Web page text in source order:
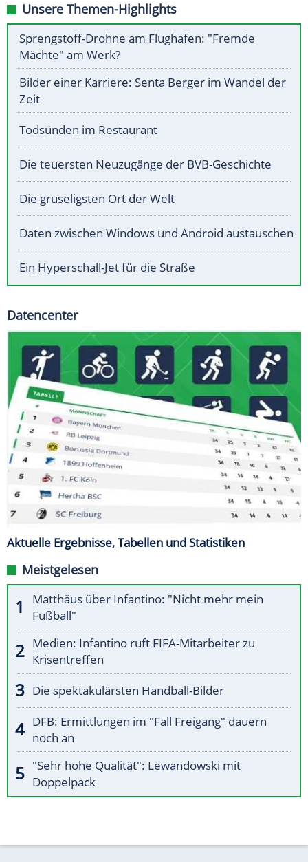
Unsere Themen-Highlights
Sprengstoff-Drohne am Flughafen: "Fremde
Mächte" am Werk?
Bilder einer Karriere: Senta Berger im Wandel der
Zeit
Todsünden im Restaurant
Die teuersten Neuzugänge der BVB-Geschichte
Die gruseligsten Ort der Welt
Daten zwischen Windows und Android austauschen
Ein Hyperschall-Jet für die Straße
Datencenter
Aktuelle Ergebnisse, Tabellen und Statistiken
Meistgelesen
Matthäus über Infantino: "Nicht mehr mein
Fußball"
Medien: Infantino ruft FIFA-Mitarbeiter zu
Krisentreffen
Die spektakulärsten Handball-Bilder
DFB: Ermittlungen im "Fall Freigang" dauern
noch an
"Sehr hohe Qualität": Lewandowski mit
Doppelpack